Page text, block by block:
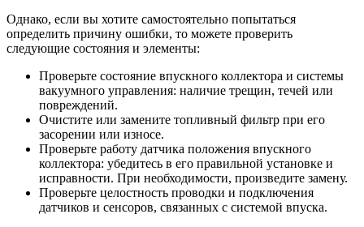
Однако, если вы хотите самостоятельно попытаться
определить причину ошибки, то можете проверить
следующие состояния и элементы:
Проверьте состояние впускного коллектора и системы
вакуумного управления: наличие трещин, течей или
повреждений.
Очистите или замените топливный фильтр при его
засорении или износе.
Проверьте работу датчика положения впускного
коллектора: убедитесь в его правильной установке и
исправности. При необходимости, произведите замену.
Проверьте целостность проводки и подключения
датчиков и сенсоров, связанных с системой впуска.